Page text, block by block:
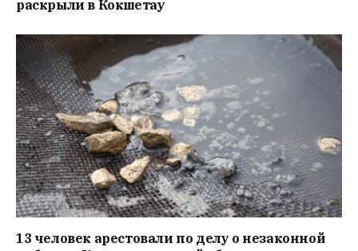
раскрыли в Кокшетау
13 человек арестовали по делу о незаконной